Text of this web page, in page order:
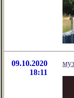
09.10.2020
18:11